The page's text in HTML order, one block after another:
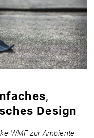
Design
WMF zur Ambiente